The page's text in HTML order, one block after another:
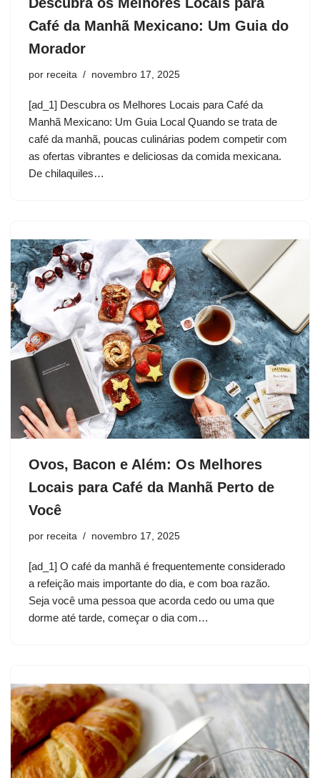
Café da Manhã Mexicano: Um Guia do
Morador
por receita novembro 17, 2025
[ad_1] Descubra os Melhores Locais para Café da
Manhã Mexicano: Um Guia Local Quando se trata de
café da manhã, poucas culinárias podem competir com
as ofertas vibrantes e deliciosas da comida mexicana.
De chilaquiles…
Ovos, Bacon e Além: Os Melhores
Locais para Café da Manhã Perto de
Você
por receita novembro 17, 2025
[ad_1] O café da manhã é frequentemente considerado
a refeição mais importante do dia, e com boa razão.
Seja você uma pessoa que acorda cedo ou uma que
dorme até tarde, começar o dia com…